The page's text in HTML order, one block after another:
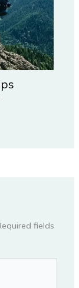
fields